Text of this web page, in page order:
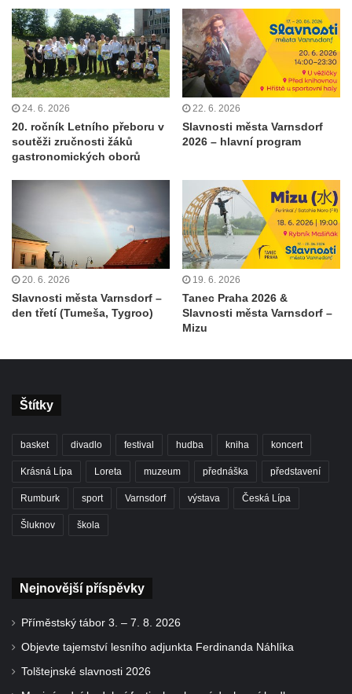
24. 6. 2026
20. ročník Letního přeboru v
soutěži zručnosti žáků
gastronomických oborů
22. 6. 2026
Slavnosti města Varnsdorf
2026 – hlavní program
20. 6. 2026
Slavnosti města Varnsdorf –
den třetí (Tumeša, Tygroo)
19. 6. 2026
Tanec Praha 2026 &
Slavnosti města Varnsdorf –
Mizu
Štítky
basket divadlo festival hudba kniha koncert
Krásná Lípa Loreta muzeum přednáška představení
Rumburk sport Varnsdorf výstava Česká Lípa
Šluknov škola
Nejnovější příspěvky
Příměstský tábor 3. – 7. 8. 2026
Objevte tajemství lesního adjunkta Ferdinanda Náhlíka
Tolštejnské slavnosti 2026